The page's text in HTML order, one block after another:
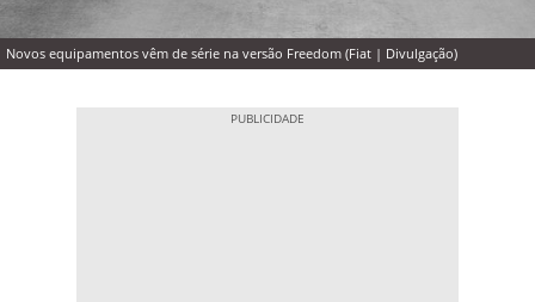
Novos equipamentos vêm de série na versão Freedom (Fiat | Divulgação)